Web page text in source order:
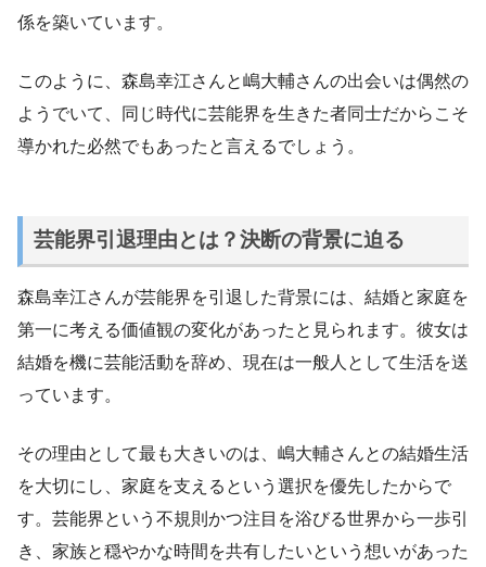
係を築いています。
このように、森島幸江さんと嶋大輔さんの出会いは偶然の
ようでいて、同じ時代に芸能界を生きた者同士だからこそ
導かれた必然でもあったと言えるでしょう。
芸能界引退理由とは？決断の背景に迫る
森島幸江さんが芸能界を引退した背景には、結婚と家庭を
第一に考える価値観の変化があったと見られます。彼女は
結婚を機に芸能活動を辞め、現在は一般人として生活を送
っています。
その理由として最も大きいのは、嶋大輔さんとの結婚生活
を大切にし、家庭を支えるという選択を優先したからで
す。芸能界という不規則かつ注目を浴びる世界から一歩引
き、家族と穏やかな時間を共有したいという想いがあった